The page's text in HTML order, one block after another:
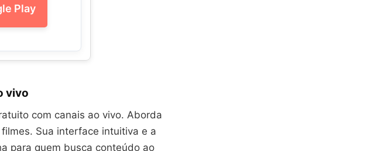
Play
vivo
com canais ao vivo. Aborda
Sua interface intuitiva e a
para quem busca conteúdo ao